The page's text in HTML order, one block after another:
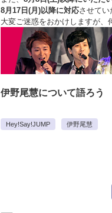
8月17日(月)以降に対応させてい
大変ご迷惑をおかけしますが、
伊野尾慧について語ろう
Hey!Say!JUMP 伊野尾慧